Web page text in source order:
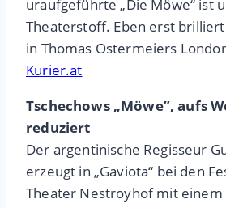
uraufgeführte „Die Möwe“ ist
Theaterstoff. Eben erst
in Thomas Ostermeiers
Kurier.at
Tschechows „Möwe”, aufs
reduziert
Der argentinische Regisseur
erzeugt in „Gaviota“ bei den
Theater Nestroyhof mit